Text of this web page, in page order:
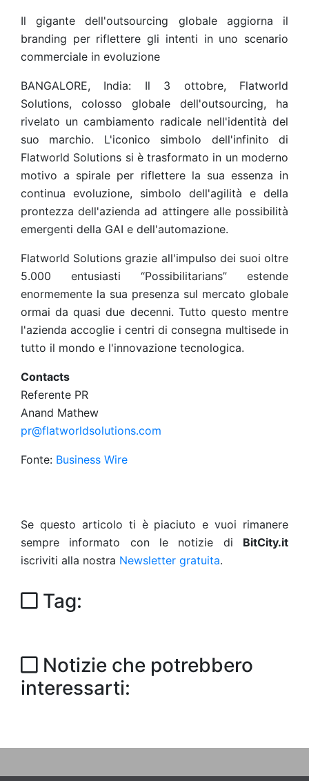
Il gigante dell'outsourcing globale aggiorna il
branding per riflettere gli intenti in uno scenario
commerciale in evoluzione
BANGALORE, India: Il 3 ottobre, Flatworld
Solutions, colosso globale dell'outsourcing, ha
rivelato un cambiamento radicale nell'identità del
suo marchio. L'iconico simbolo dell'infinito di
Flatworld Solutions si è trasformato in un moderno
motivo a spirale per riflettere la sua essenza in
continua evoluzione, simbolo dell'agilità e della
prontezza dell'azienda ad attingere alle possibilità
emergenti della GAI e dell'automazione.
Flatworld Solutions grazie all'impulso dei suoi oltre
5.000 entusiasti “Possibilitarians” estende
enormemente la sua presenza sul mercato globale
ormai da quasi due decenni. Tutto questo mentre
l'azienda accoglie i centri di consegna multisede in
tutto il mondo e l'innovazione tecnologica.
Contacts
Referente PR
Anand Mathew
pr@flatworldsolutions.com
Fonte: Business Wire
Se questo articolo ti è piaciuto e vuoi rimanere
sempre informato con le notizie di BitCity.it
iscriviti alla nostra Newsletter gratuita.
Tag:
Notizie che potrebbero
interessarti: